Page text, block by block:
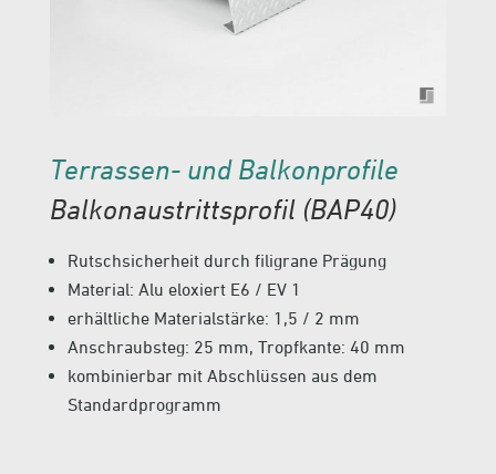
Terrassen- und Balkonprofile
Balkonaustrittsprofil (BAP40)
Rutschsicherheit durch filigrane Prägung
Material: Alu eloxiert E6 / EV 1
erhältliche Materialstärke: 1,5 / 2 mm
Anschraubsteg: 25 mm, Tropfkante: 40 mm
kombinierbar mit Abschlüssen aus dem
Standardprogramm